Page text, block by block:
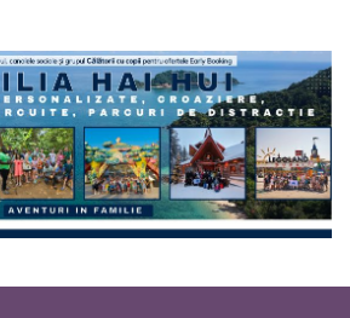
does not exist.